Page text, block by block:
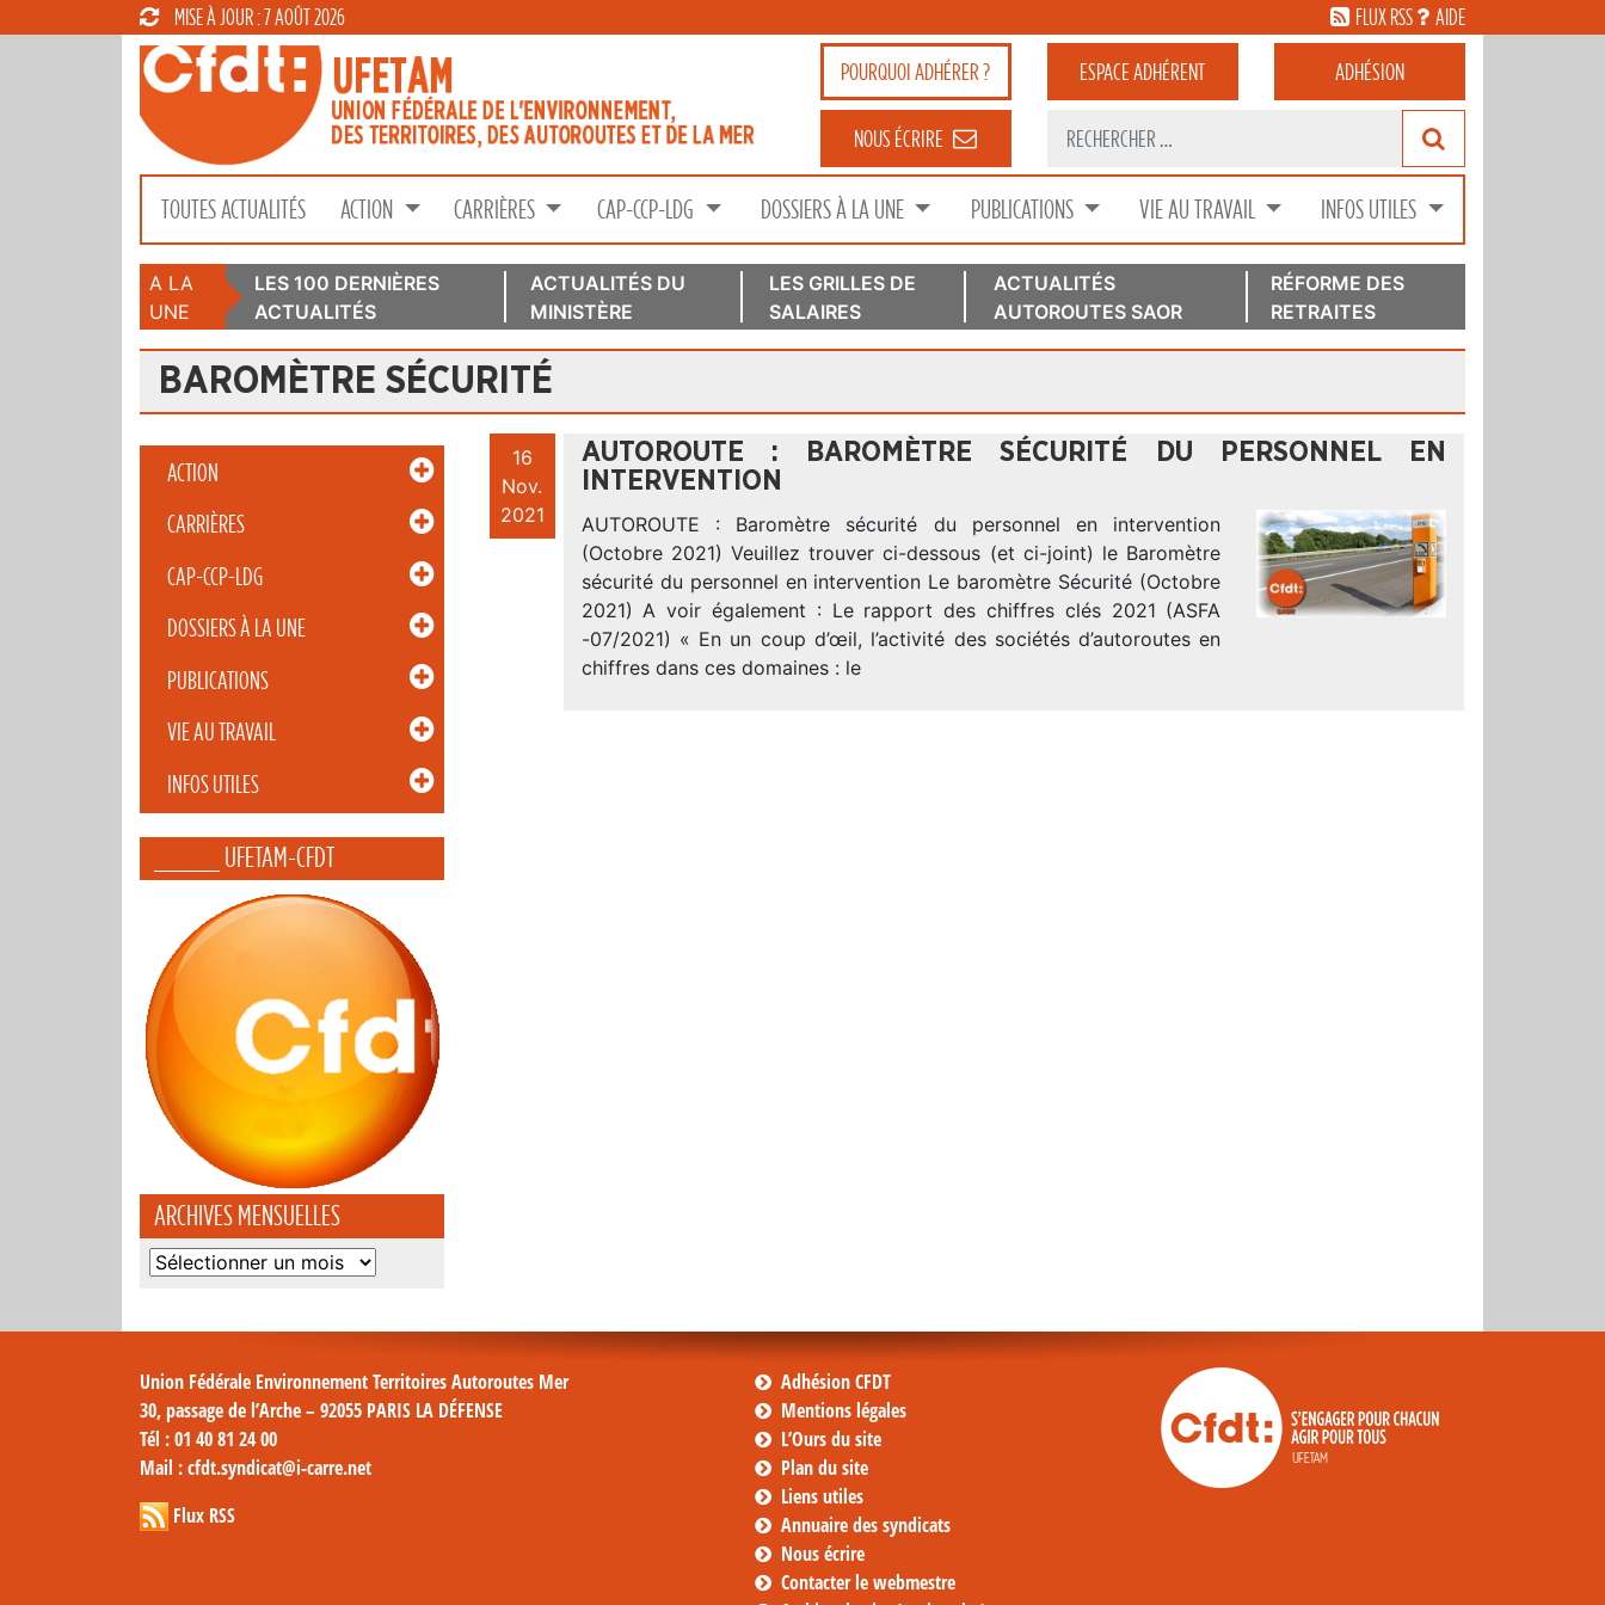
MISE À JOUR : 7 AOÛT 2026 FLUX RSS AIDE
POURQUOIADHÉRER ? ESPACEADHÉRENT ADHÉSION
NOUS ÉCRIRE
TOUTES ACTUALITÉS ACTION CARRIÈRES CAP-CCP-LDG DOSSIERS À LA UNE PUBLICATIONS VIE AU TRAVAIL INFOS UTILES
A LA
UNE
LES 100 DERNIÈRES
ACTUALITÉS
ACTUALITÉS DU
MINISTÈRE
LES GRILLES DE
SALAIRES
ACTUALITÉS
AUTOROUTES SAOR
RÉFORME DES
RETRAITES
BAROMÈTRE SÉCURITÉ
ACTION
CARRIÈRES
CAP-CCP-LDG
DOSSIERS À LA UNE
PUBLICATIONS
VIE AU TRAVAIL
INFOS UTILES
_____ UFETAM-CFDT
ARCHIVES MENSUELLES
Archives
16
Nov.
2021
AUTOROUTE : BAROMÈTRE SÉCURITÉ DU PERSONNEL EN
INTERVENTION
AUTOROUTE : Baromètre sécurité du personnel en intervention
(Octobre 2021) Veuillez trouver ci-dessous (et ci-joint) le Baromètre
sécurité du personnel en intervention Le baromètre Sécurité (Octobre
2021) A voir également : Le rapport des chiffres clés 2021 (ASFA
-07/2021) « En un coup d’œil, l’activité des sociétés d’autoroutes en
chiffres dans ces domaines : le
Union Fédérale Environnement Territoires Autoroutes Mer
30, passage de l’Arche – 92055 PARIS LA DÉFENSE
Tél : 01 40 81 24 00
Mail : cfdt.syndicat@i-carre.net
Flux RSS
Adhésion CFDT
Mentions légales
L’Ours du site
Plan du site
Liens utiles
Annuaire des syndicats
Nous écrire
Contacter le webmestre